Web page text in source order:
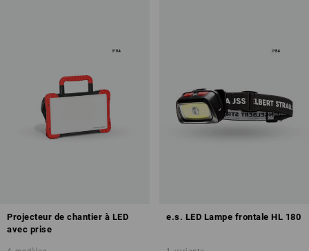
Projecteur de chantier à LED
avec prise
e.s. LED Lampe frontale HL 180